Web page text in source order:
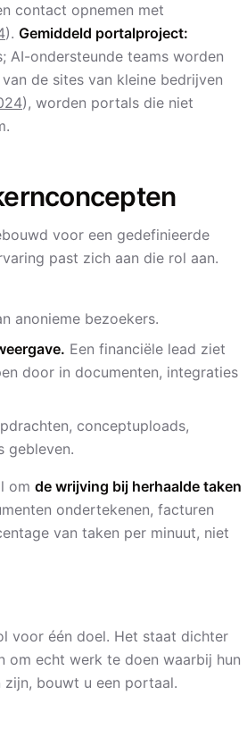
contact opnemen met
). Gemiddeld portalproject:
AI-ondersteunde teams worden
van de sites van kleine bedrijven
), worden portals die niet
voor een gedefinieerde
past zich aan die rol aan.
anonieme bezoekers.
Een financiële lead ziet
door in documenten, integraties
conceptuploads,
gebleven.
om de wrijving bij herhaalde taken
ondertekenen, facturen
van taken per minuut, niet
voor één doel. Het staat dichter
om echt werk te doen waarbij hun
zijn, bouwt u een portaal.